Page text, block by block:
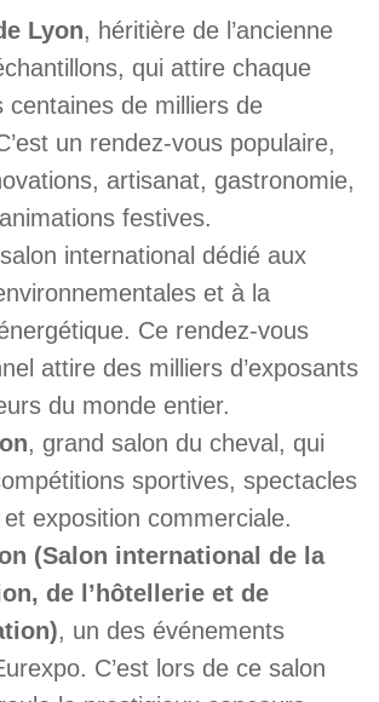
Lyon, héritière de l’ancienne
qui attire chaque
centaines de milliers de
un rendez-vous populaire,
artisanat, gastronomie,
festives.
international dédié aux
et à la
Ce rendez-vous
attire des milliers d’exposants
du monde entier.
, grand salon du cheval, qui
sportives, spectacles
exposition commerciale.
(Salon international de la
de l’hôtellerie et de
, un des événements
C’est lors de ce salon